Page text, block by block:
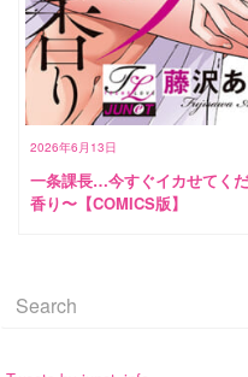
2026年6月13日
一条課長…今すぐイカせてく
香り〜【COMICS版】